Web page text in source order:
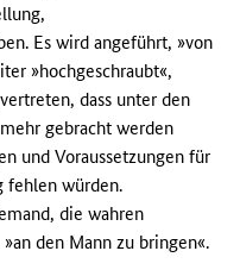
Es wird angeführt, »von
»hochgeschraubt«,
dass unter den
gebracht werden
und Voraussetzungen für
fehlen würden.
die wahren
den Mann zu bringen«.